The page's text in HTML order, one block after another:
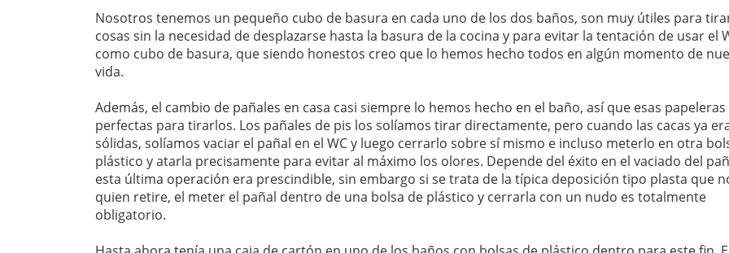
Nosotros tenemos un pequeño cubo de basura en cada uno de los dos baños, son muy útiles para
cosas sin la necesidad de desplazarse hasta la basura de la cocina y para evitar la tentación de usar el
como cubo de basura, que siendo honestos creo que lo hemos hecho todos en algún momento de
vida.
Además, el cambio de pañales en casa casi siempre lo hemos hecho en el baño, así que esas papeleras
perfectas para tirarlos. Los pañales de pis los solíamos tirar directamente, pero cuando las cacas ya
sólidas, solíamos vaciar el pañal en el WC y luego cerrarlo sobre sí mismo e incluso meterlo en otra
plástico y atarla precisamente para evitar al máximo los olores. Depende del éxito en el vaciado del
esta última operación era prescindible, sin embargo si se trata de la típica deposición tipo plasta que
quien retire, el meter el pañal dentro de una bolsa de plástico y cerrarla con un nudo es totalmente
obligatorio.